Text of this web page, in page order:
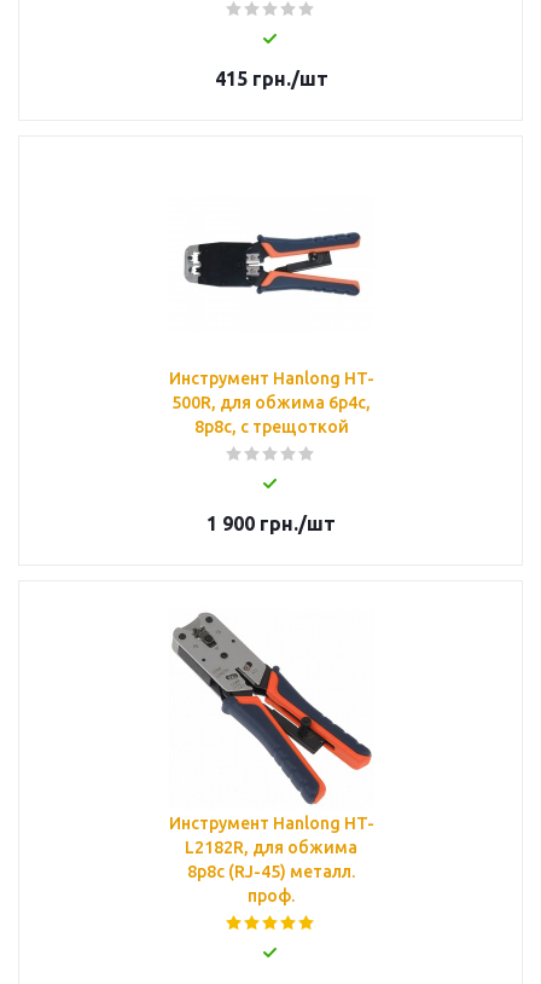
415грн./шт
Инструмент Hanlong HT-
500R, для обжима 6р4с,
8p8c, с трещоткой
1 900 грн./шт
Инструмент Hanlong HT-
L2182R, для обжима
8p8c (RJ-45) металл.
проф.